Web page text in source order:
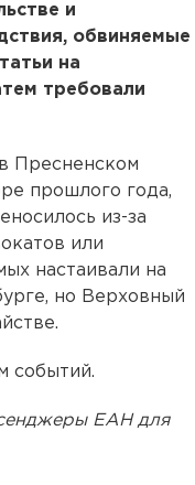
и
обвиняемые
на
требовали
Пресненском
прошлого года,
из-за
или
настаивали на
но Верховный
событий.
ЕАН для